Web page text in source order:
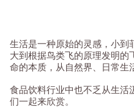
生活是一种原始的灵感，小到
大到根据鸟类飞的原理发明的
命的本质，从自然界、日常生
食品饮料行业中也不乏从生活
们一起来欣赏。